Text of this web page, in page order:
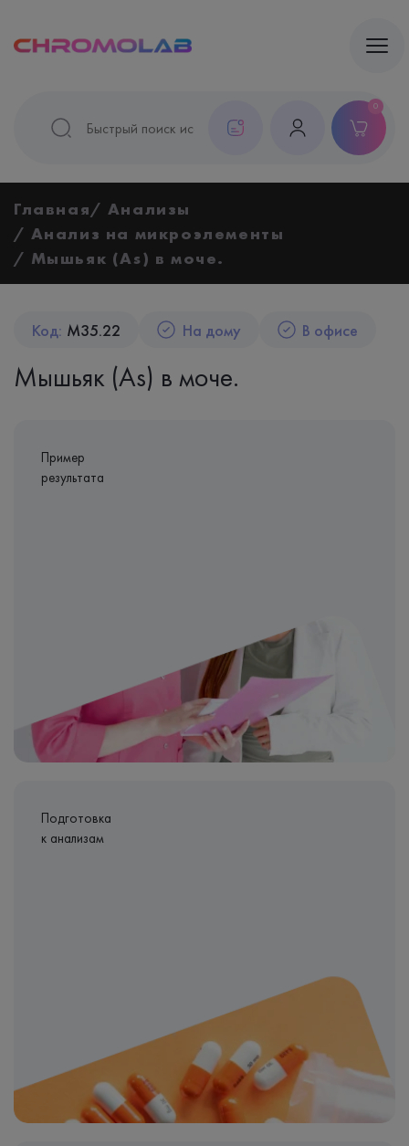
0
Главная
Анализы
Анализ на микроэлементы
Мышьяк (As) в моче.
Код: M35.22 На дому В офисе
Мышьяк (As) в моче.
Пример
результата
Подготовка
к анализам